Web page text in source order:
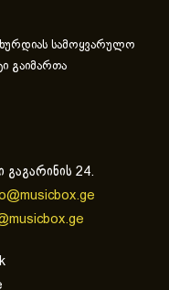
სამოყვარულო
გაიმართა
24.